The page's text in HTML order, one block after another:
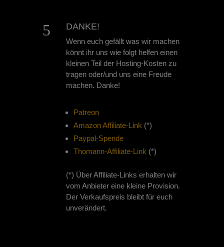
5 DANKE!
Wenn euch gefällt was wir machen
könnt ihr uns wie folgt helfen einen
kleinen Teil der Hosting-Kosten zu
tragen oder/und uns eine Freude
machen. Danke!
Patreon
Amazon Affiliate-Link (*)
Paypal-Spende
Thomann-Affiliate-Link (*)
(*) Über Affiliate-Links erhalten wir
vom Anbieter eine kleine Provision.
Der Verkaufspreis bleibt für euch
unverändert.